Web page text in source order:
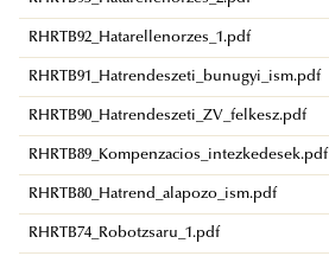
RHRTB92_Hatarellenorzes_1.pdf
RHRTB91_Hatrendeszeti_bunugyi_ism.pdf
RHRTB90_Hatrendeszeti_ZV_felkesz.pdf
RHRTB89_Kompenzacios_intezkedesek.pdf
RHRTB80_Hatrend_alapozo_ism.pdf
RHRTB74_Robotzsaru_1.pdf